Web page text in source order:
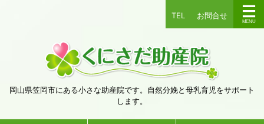
TEL お問合せ
岡山県笠岡市にある小さな助産院です。自然分娩と母乳育児をサポート
します。